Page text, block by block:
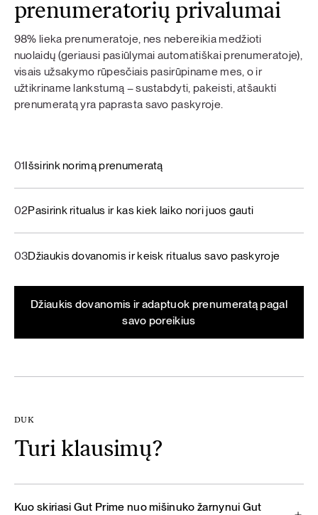
prenumeratorių privalumai
98% lieka prenumeratoje, nes nebereikia medžioti
nuolaidų (geriausi pasiūlymai automatiškai prenumeratoje),
visais užsakymo rūpesčiais pasirūpiname mes, o ir
užtikriname lankstumą – sustabdyti, pakeisti, atšaukti
prenumeratą yra paprasta savo paskyroje.
01Išsirink norimą prenumeratą
02Pasirink ritualus ir kas kiek laiko nori juos gauti
03Džiaukis dovanomis ir keisk ritualus savo paskyroje
Džiaukis dovanomis ir adaptuok prenumeratą pagal
savo poreikius
DUK
Turi klausimų?
Kuo skiriasi Gut Prime nuo mišinuko žarnynui Gut